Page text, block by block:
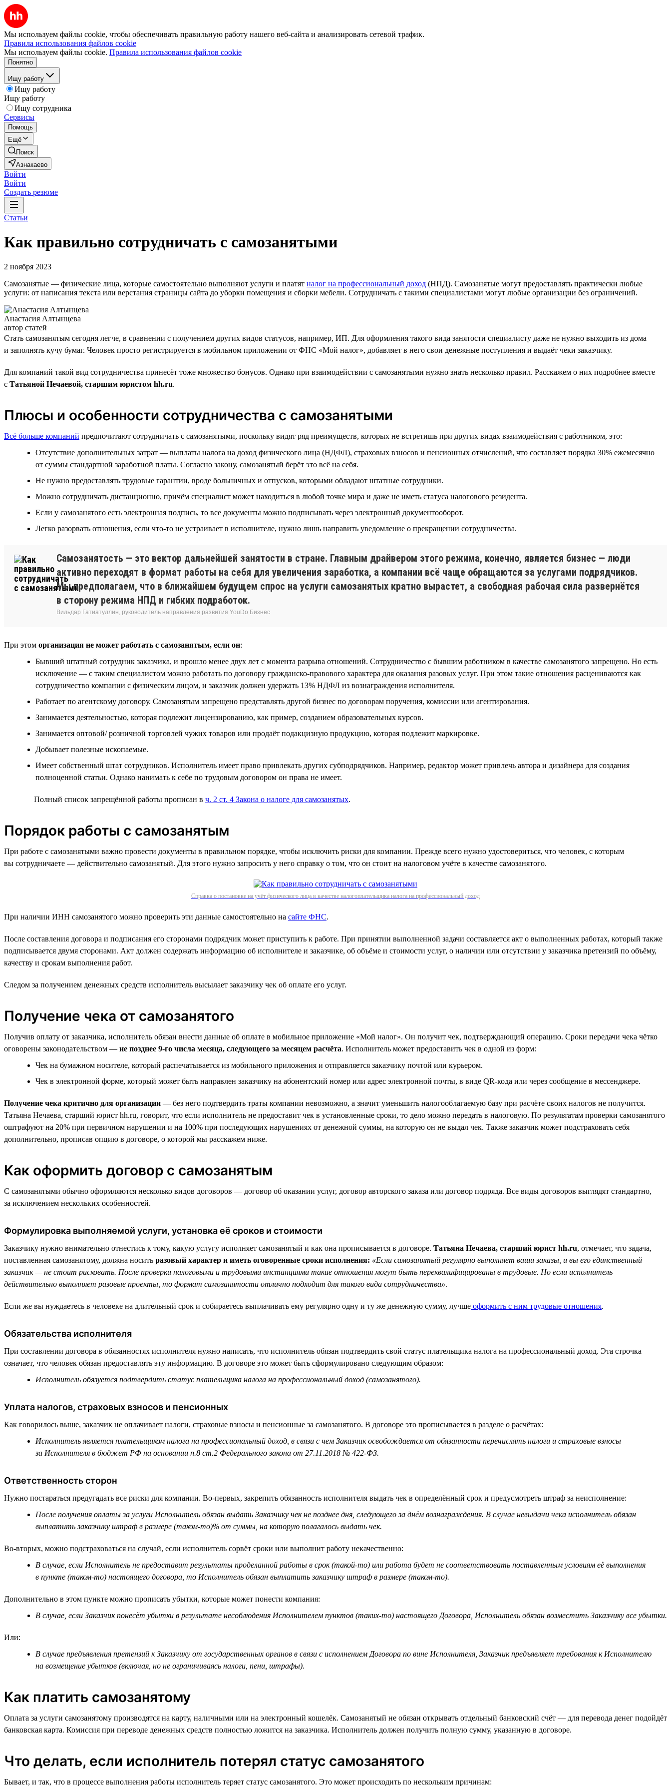
Мы используем файлы cookie, чтобы обеспечивать правильную работу нашего веб-сайта и анализировать сетевой трафик.
Правила использования файлов cookie
Мы используем файлы cookie. Правила использования файлов cookie
Понятно
Ищу работу
Ищу работу
Ищу работу
Ищу сотрудника
Сервисы
Помощь
Ещё
Поиск
Азнакаево
Войти
Войти
Создать резюме
Статьи
Как правильно сотрудничать с самозанятыми
2 ноября 2023
Самозанятые — физические лица, которые самостоятельно выполняют услуги и платят налог на профессиональный доход (НПД). Самозанятые могут предоставлять практически любые
услуги: от написания текста или верстания страницы сайта до уборки помещения и сборки мебели. Сотрудничать с такими специалистами могут любые организации без ограничений.
Анастасия Алтынцева
автор статей
Стать самозанятым сегодня легче, в сравнении с получением других видов статусов, например, ИП. Для оформления такого вида занятости специалисту даже не нужно выходить из дома
и заполнять кучу бумаг. Человек просто регистрируется в мобильном приложении от ФНС «Мой налог», добавляет в него свои денежные поступления и выдаёт чеки заказчику.
Для компаний такой вид сотрудничества принесёт тоже множество бонусов. Однако при взаимодействии с самозанятыми нужно знать несколько правил. Расскажем о них подробнее вместе
с Татьяной Нечаевой, старшим юристом hh.ru.
Плюсы и особенности сотрудничества с самозанятыми
Всё больше компаний предпочитают сотрудничать с самозанятыми, поскольку видят ряд преимуществ, которых не встретишь при других видах взаимодействия с работником, это:
Отсутствие дополнительных затрат — выплаты налога на доход физического лица (НДФЛ), страховых взносов и пенсионных отчислений, что составляет порядка 30% ежемесячно
от суммы стандартной заработной платы. Согласно закону, самозанятый берёт это всё на себя.
Не нужно предоставлять трудовые гарантии, вроде больничных и отпусков, которыми обладают штатные сотрудники.
Можно сотрудничать дистанционно, причём специалист может находиться в любой точке мира и даже не иметь статуса налогового резидента.
Если у самозанятого есть электронная подпись, то все документы можно подписывать через электронный документооборот.
Легко разорвать отношения, если что-то не устраивает в исполнителе, нужно лишь направить уведомление о прекращении сотрудничества.
Самозанятость — это вектор дальнейшей занятости в стране. Главным драйвером этого режима, конечно, является бизнес — люди
активно переходят в формат работы на себя для увеличения заработка, а компании всё чаще обращаются за услугами подрядчиков.
Мы предполагаем, что в ближайшем будущем спрос на услуги самозанятых кратно вырастет, а свободная рабочая сила развернётся
в сторону режима НПД и гибких подработок.
Вильдар Гатиатуллин, руководитель направления развития YouDo Бизнес
При этом организация не может работать с самозанятым, если он:
Бывший штатный сотрудник заказчика, и прошло менее двух лет с момента разрыва отношений. Сотрудничество с бывшим работником в качестве самозанятого запрещено. Но есть
исключение — с таким специалистом можно работать по договору гражданско-правового характера для оказания разовых услуг. При этом такие отношения расцениваются как
сотрудничество компании с физическим лицом, и заказчик должен удержать 13% НДФЛ из вознаграждения исполнителя.
Работает по агентскому договору. Самозанятым запрещено представлять другой бизнес по договорам поручения, комиссии или агентирования.
Занимается деятельностью, которая подлежит лицензированию, как пример, созданием образовательных курсов.
Занимается оптовой/ розничной торговлей чужих товаров или продаёт подакцизную продукцию, которая подлежит маркировке.
Добывает полезные ископаемые.
Имеет собственный штат сотрудников. Исполнитель имеет право привлекать других субподрядчиков. Например, редактор может привлечь автора и дизайнера для создания
полноценной статьи. Однако нанимать к себе по трудовым договором он права не имеет.
Полный список запрещённой работы прописан в ч. 2 ст. 4 Закона о налоге для самозанятых.
Порядок работы с самозанятым
При работе с самозанятыми важно провести документы в правильном порядке, чтобы исключить риски для компании. Прежде всего нужно удостовериться, что человек, с которым
вы сотрудничаете — действительно самозанятый. Для этого нужно запросить у него справку о том, что он стоит на налоговом учёте в качестве самозанятого.
Справка о постановке на учёт физического лица в качестве налогоплательщика налога на профессиональный доход
При наличии ИНН самозанятого можно проверить эти данные самостоятельно на сайте ФНС.
После составления договора и подписания его сторонами подрядчик может приступить к работе. При принятии выполненной задачи составляется акт о выполненных работах, который также
подписывается двумя сторонами. Акт должен содержать информацию об исполнителе и заказчике, об объёме и стоимости услуг, о наличии или отсутствии у заказчика претензий по объёму,
качеству и срокам выполнения работ.
Следом за получением денежных средств исполнитель высылает заказчику чек об оплате его услуг.
Получение чека от самозанятого
Получив оплату от заказчика, исполнитель обязан внести данные об оплате в мобильное приложение «Мой налог». Он получит чек, подтверждающий операцию. Сроки передачи чека чётко
оговорены законодательством — не позднее 9-го числа месяца, следующего за месяцем расчёта. Исполнитель может предоставить чек в одной из форм:
Чек на бумажном носителе, который распечатывается из мобильного приложения и отправляется заказчику почтой или курьером.
Чек в электронной форме, который может быть направлен заказчику на абонентский номер или адрес электронной почты, в виде QR-кода или через сообщение в мессенджере.
Получение чека критично для организации — без него подтвердить траты компании невозможно, а значит уменьшить налогооблагаемую базу при расчёте своих налогов не получится.
Татьяна Нечаева, старший юрист hh.ru, говорит, что если исполнитель не предоставит чек в установленные сроки, то дело можно передать в налоговую. По результатам проверки самозанятого
оштрафуют на 20% при первичном нарушении и на 100% при последующих нарушениях от денежной суммы, на которую он не выдал чек. Также заказчик может подстраховать себя
дополнительно, прописав опцию в договоре, о которой мы расскажем ниже.
Как оформить договор с самозанятым
С самозанятыми обычно оформляются несколько видов договоров — договор об оказании услуг, договор авторского заказа или договор подряда. Все виды договоров выглядят стандартно,
за исключением нескольких особенностей.
Формулировка выполняемой услуги, установка её сроков и стоимости
Заказчику нужно внимательно отнестись к тому, какую услугу исполняет самозанятый и как она прописывается в договоре. Татьяна Нечаева, старший юрист hh.ru, отмечает, что задача,
поставленная самозанятому, должна носить разовый характер и иметь оговоренные сроки исполнения: «Если самозанятый регулярно выполняет ваши заказы, и вы его единственный
заказчик — не стоит рисковать. После проверки налоговыми и трудовыми инстанциями такие отношения могут быть переквалифицированы в трудовые. Но если исполнитель
действительно выполняет разовые проекты, то формат самозанятости отлично подходит для такого вида сотрудничества».
Если же вы нуждаетесь в человеке на длительный срок и собираетесь выплачивать ему регулярно одну и ту же денежную сумму, лучше оформить с ним трудовые отношения.
Обязательства исполнителя
При составлении договора в обязанностях исполнителя нужно написать, что исполнитель обязан подтвердить свой статус плательщика налога на профессиональный доход. Эта строчка
означает, что человек обязан предоставлять эту информацию. В договоре это может быть сформулировано следующим образом:
Исполнитель обязуется подтвердить статус плательщика налога на профессиональный доход (самозанятого).
Уплата налогов, страховых взносов и пенсионных
Как говорилось выше, заказчик не оплачивает налоги, страховые взносы и пенсионные за самозанятого. В договоре это прописывается в разделе о расчётах:
Исполнитель является плательщиком налога на профессиональный доход, в связи с чем Заказчик освобождается от обязанности перечислять налоги и страховые взносы
за Исполнителя в бюджет РФ на основании п.8 ст.2 Федерального закона от 27.11.2018 № 422-ФЗ.
Ответственность сторон
Нужно постараться предугадать все риски для компании. Во-первых, закрепить обязанность исполнителя выдать чек в определённый срок и предусмотреть штраф за неисполнение:
После получения оплаты за услуги Исполнитель обязан выдать Заказчику чек не позднее дня, следующего за днём вознаграждения. В случае невыдачи чека исполнитель обязан
выплатить заказчику штраф в размере (таком-то)% от суммы, на которую полагалось выдать чек.
Во-вторых, можно подстраховаться на случай, если исполнитель сорвёт сроки или выполнит работу некачественно:
В случае, если Исполнитель не предоставит результаты проделанной работы в срок (такой-то) или работа будет не соответствовать поставленным условиям её выполнения
в пункте (таком-то) настоящего договора, то Исполнитель обязан выплатить заказчику штраф в размере (таком-то).
Дополнительно в этом пункте можно прописать убытки, которые может понести компания:
В случае, если Заказчик понесёт убытки в результате несоблюдения Исполнителем пунктов (таких-то) настоящего Договора, Исполнитель обязан возместить Заказчику все убытки.
Или:
В случае предъявления претензий к Заказчику от государственных органов в связи с исполнением Договора по вине Исполнителя, Заказчик предъявляет требования к Исполнителю
на возмещение убытков (включая, но не ограничиваясь налоги, пени, штрафы).
Как платить самозанятому
Оплата за услуги самозанятому производятся на карту, наличными или на электронный кошелёк. Самозанятый не обязан открывать отдельный банковский счёт — для перевода денег подойдёт
банковская карта. Комиссия при переводе денежных средств полностью ложится на заказчика. Исполнитель должен получить полную сумму, указанную в договоре.
Что делать, если исполнитель потерял статус самозанятого
Бывает, и так, что в процессе выполнения работы исполнитель теряет статус самозанятого. Это может происходить по нескольким причинам: